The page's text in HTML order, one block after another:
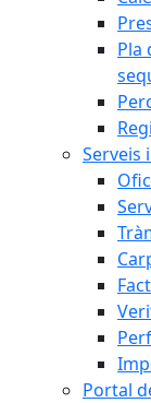
Pla
Serveis
Portal